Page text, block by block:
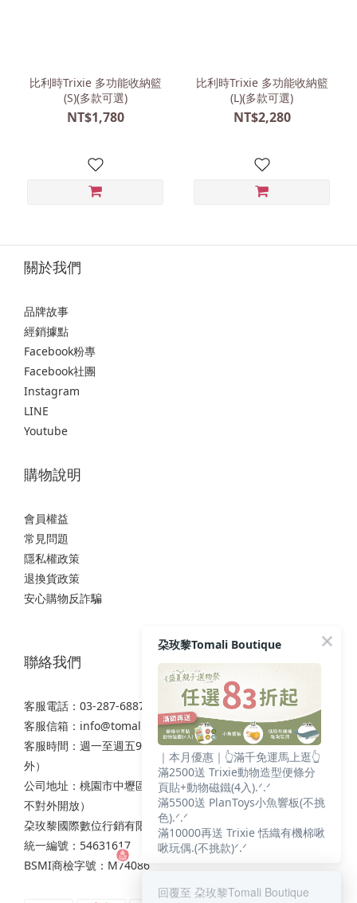
比利時Trixie 多功能收納籃
(S)(多款可選)
NT$1,780
比利時Trixie 多功能收納籃
(L)(多款可選)
NT$2,280
關於我們
品牌故事
經銷據點
Facebook粉專
Facebook社團
Instagram
LINE
Youtube
購物說明
會員權益
常見問題
隱私權政策
退換貨政策
安心購物反詐騙
聯絡我們
客服電話：03-287-6887
客服信箱： info@tomali.com.tw
客服時間：週一至週五9:00-12:00 / 13:00-17:00（國定假日除
外）
公司地址：桃園市中壢區西園路111之2號7樓（非實體店面，
不對外開放）
朶玫黎國際數位行銷有限公司
統一編號：54631617
BSMI商檢字號：M74086
朶玫黎Tomali Boutique
｜本月優惠｜👆滿千免運馬上逛👆
滿2500送 Trixie動物造型便條分
頁貼+動物磁鐵(4入).ᐟ.ᐟ
滿5500送 PlanToys小魚響板(不挑
色).ᐟ.ᐟ
滿10000再送 Trixie 恬織有機棉啾
啾玩偶.(不挑款)ᐟ.ᐟ
回覆至 朶玫黎Tomali Boutique